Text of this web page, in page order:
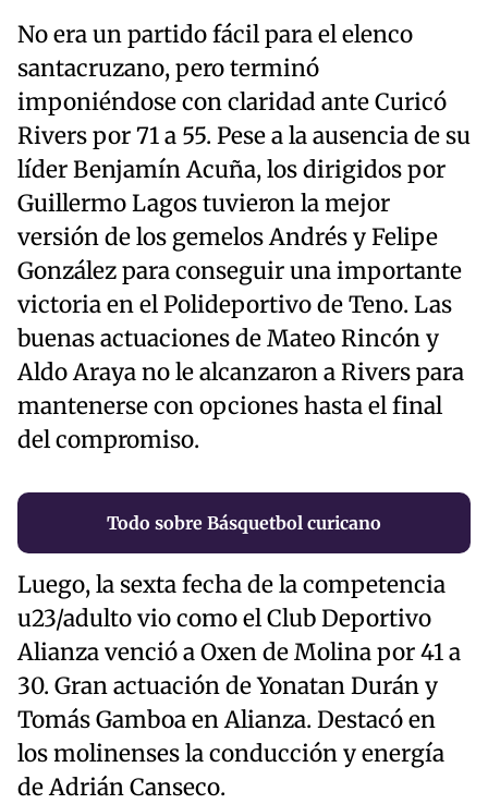
No era un partido fácil para el elenco
santacruzano, pero terminó
imponiéndose con claridad ante Curicó
Rivers por 71 a 55. Pese a la ausencia de su
líder Benjamín Acuña, los dirigidos por
Guillermo Lagos tuvieron la mejor
versión de los gemelos Andrés y Felipe
González para conseguir una importante
victoria en el Polideportivo de Teno. Las
buenas actuaciones de Mateo Rincón y
Aldo Araya no le alcanzaron a Rivers para
mantenerse con opciones hasta el final
del compromiso.
Todo sobre Básquetbol curicano
Luego, la sexta fecha de la competencia
u23/adulto vio como el Club Deportivo
Alianza venció a Oxen de Molina por 41 a
30. Gran actuación de Yonatan Durán y
Tomás Gamboa en Alianza. Destacó en
los molinenses la conducción y energía
de Adrián Canseco.